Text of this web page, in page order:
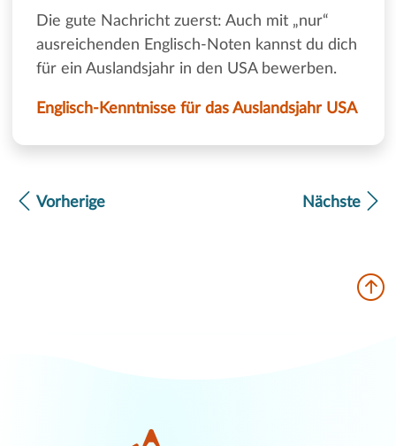
Die gute Nachricht zuerst: Auch mit „nur“
ausreichenden Englisch-Noten kannst du dich
für ein Auslandsjahr in den USA bewerben.
Englisch-Kenntnisse für das Auslandsjahr USA
Vorherige Nächste